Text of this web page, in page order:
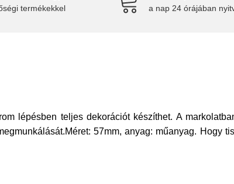
termékekkel a nap 24 órájában
lépésben teljes dekorációt készíthet. A
57mm, anyag: műanyag. Hogy